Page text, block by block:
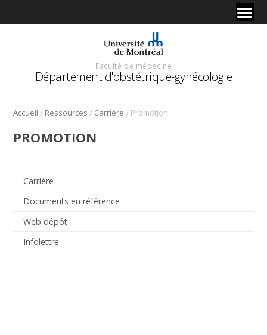
Faculté de médecine
Département d'obstétrique-gynécologie
Accueil / Ressources / Carrière / Promotion
Carrière
Documents en référence
Web dépôt
Infolettre
PROMOTION